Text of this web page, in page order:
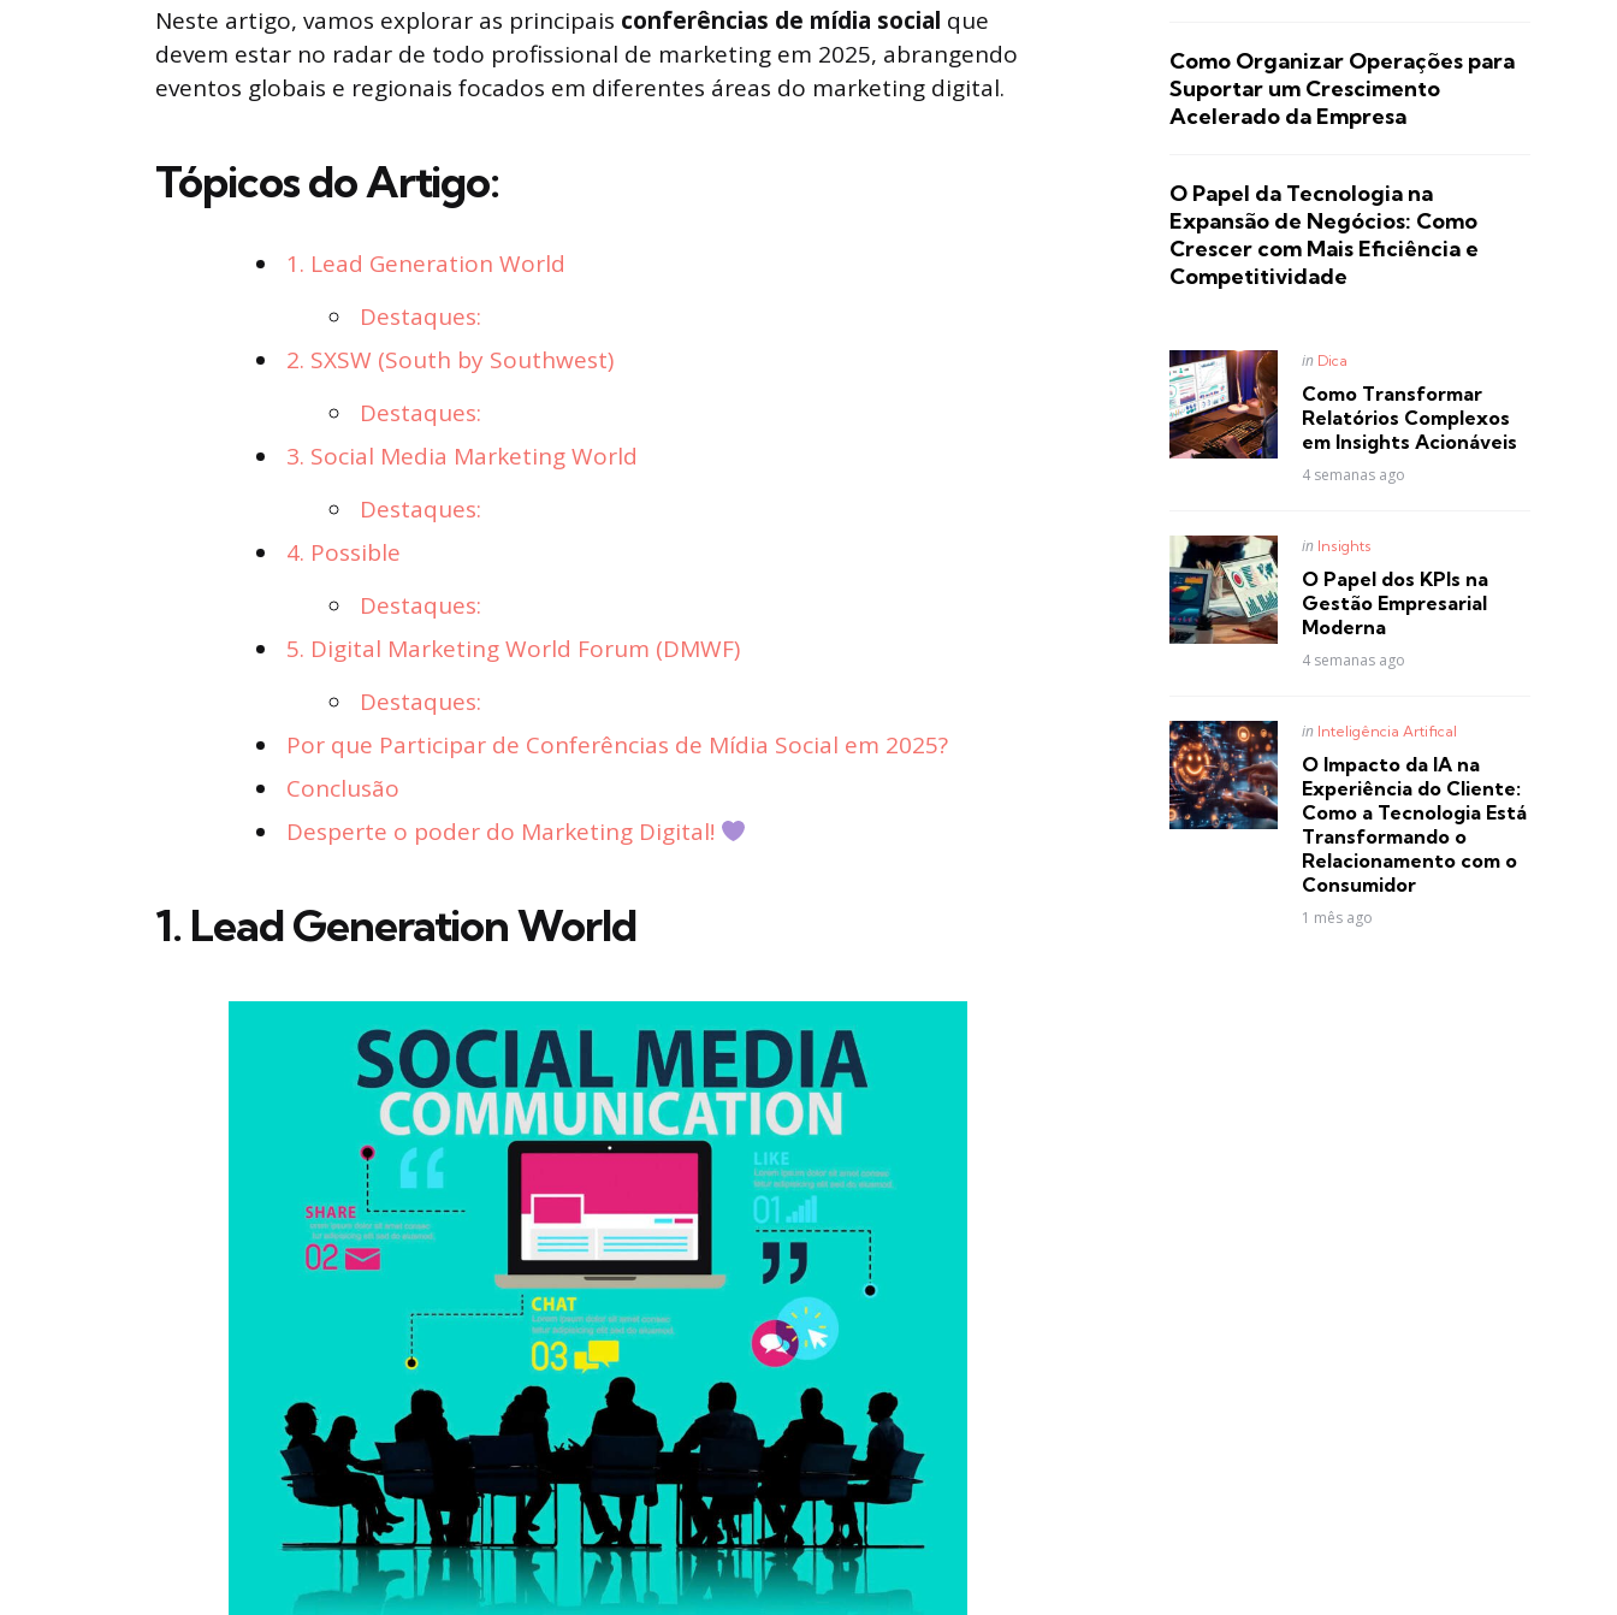
Neste artigo, vamos explorar as principais conferências de mídia social que
devem estar no radar de todo profissional de marketing em 2025, abrangendo
eventos globais e regionais focados em diferentes áreas do marketing digital.
Tópicos do Artigo:
1. Lead Generation World
Destaques:
2. SXSW (South by Southwest)
Destaques:
3. Social Media Marketing World
Destaques:
4. Possible
Destaques:
5. Digital Marketing World Forum (DMWF)
Destaques:
Por que Participar de Conferências de Mídia Social em 2025?
Conclusão
Desperte o poder do Marketing Digital!
1. Lead Generation World
Como Organizar Operações para
Suportar um Crescimento
Acelerado da Empresa
O Papel da Tecnologia na
Expansão de Negócios: Como
Crescer com Mais Eficiência e
Competitividade
Posted
in Dica
Como Transformar
Relatórios Complexos
em Insights Acionáveis
4 semanas ago
Posted
in Insights
O Papel dos KPIs na
Gestão Empresarial
Moderna
4 semanas ago
Posted
in Inteligência Artifical
O Impacto da IA na
Experiência do Cliente:
Como a Tecnologia Está
Transformando o
Relacionamento com o
Consumidor
1 mês ago